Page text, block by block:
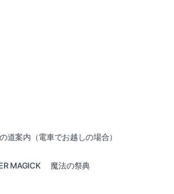
道案内（電車でお越しの場合）
MAGICK 魔法の祭典